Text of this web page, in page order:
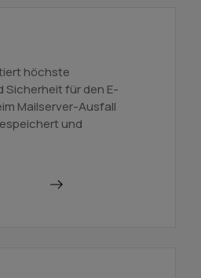
höchste
Sicherheit für den E-
Mailserver-Ausfall
und